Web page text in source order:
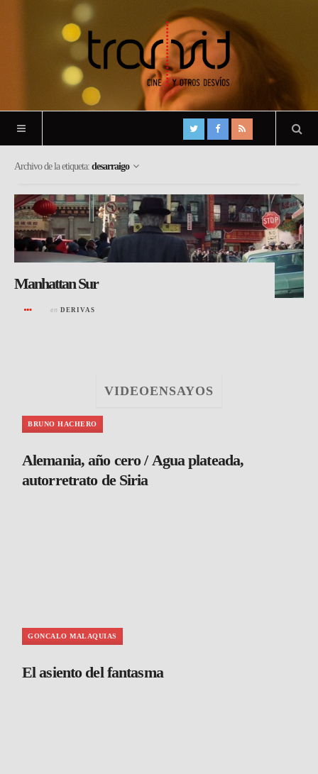
Archivo de la etiqueta: desarraigo
Manhattan Sur
en DERIVAS
VIDEOENSAYOS
BRUNO HACHERO
Alemania, año cero / Agua plateada,
autorretrato de Siria
GONCALO MALAQUIAS
El asiento del fantasma